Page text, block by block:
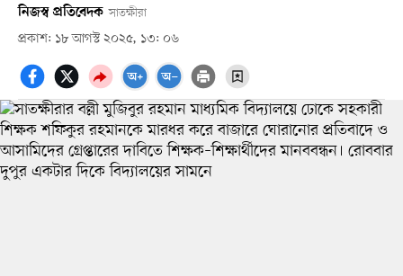
নিজস্ব প্রতিবেদক সাতক্ষীরা
প্রকাশ: ১৮ আগস্ট ২০২৫, ১৩: ০৬